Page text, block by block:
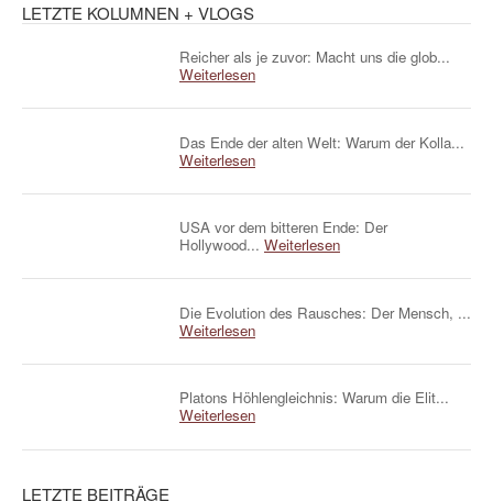
LETZTE KOLUMNEN + VLOGS
Reicher als je zuvor: Macht uns die glob...
Weiterlesen
Das Ende der alten Welt: Warum der Kolla...
Weiterlesen
USA vor dem bitteren Ende: Der
Hollywood... Weiterlesen
Die Evolution des Rausches: Der Mensch, ...
Weiterlesen
Platons Höhlengleichnis: Warum die Elit...
Weiterlesen
LETZTE BEITRÄGE